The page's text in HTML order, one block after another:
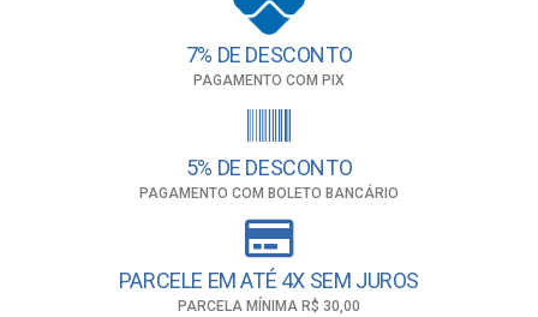
7% DE DESCONTO
PAGAMENTO COM PIX
5% DE DESCONTO
PAGAMENTO COM BOLETO BANCÁRIO
PARCELE EM ATÉ 4X SEM JUROS
PARCELA MÍNIMA R$ 30,00